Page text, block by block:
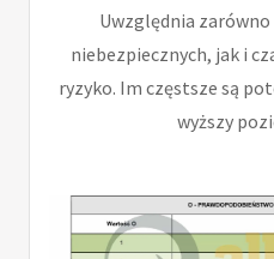
Uwzględnia
niebezpiecznych, jak i
ryzyko. Im częstsze są
wyższy